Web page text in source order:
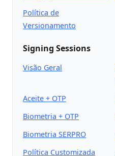
Política de
Versionamento
Signing Sessions
Visão Geral
Aceite + OTP
Biometria + OTP
Biometria SERPRO
Política Customizada